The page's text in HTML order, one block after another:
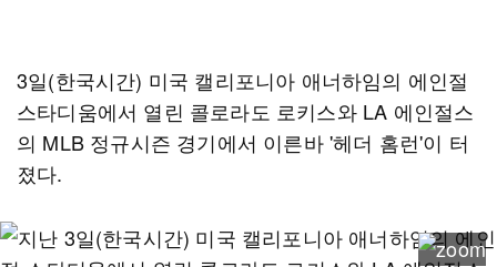
3일(한국시간) 미국 캘리포니아 애너하임의 에인절
스타디움에서 열린 콜로라도 로키스와 LA 에인절스
의 MLB 정규시즌 경기에서 이른바 '헤더 홈런'이 터
졌다.